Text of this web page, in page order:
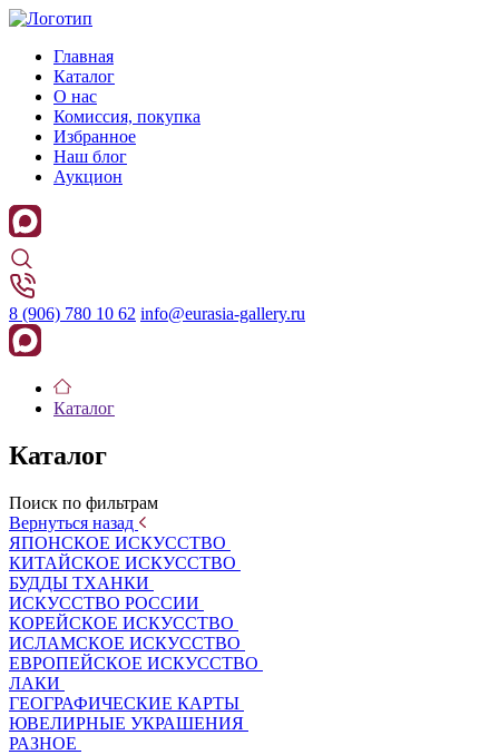
Главная
Каталог
О нас
Комиссия, покупка
Избранное
Наш блог
Аукцион
8 (906) 780 10 62 info@eurasia-gallery.ru
Каталог
Каталог
Поиск по фильтрам
Вернуться назад
ЯПОНСКОЕ ИСКУССТВО
КИТАЙСКОЕ ИСКУССТВО
БУДДЫ ТХАНКИ
ИСКУССТВО РОССИИ
КОРЕЙСКОЕ ИСКУССТВО
ИСЛАМСКОЕ ИСКУССТВО
ЕВРОПЕЙСКОЕ ИСКУССТВО
ЛАКИ
ГЕОГРАФИЧЕСКИЕ КАРТЫ
ЮВЕЛИРНЫЕ УКРАШЕНИЯ
РАЗНОЕ